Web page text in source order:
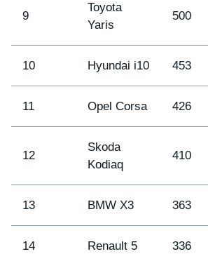
9
Toyota
Yaris
500
10 Hyundai i10 453
11 Opel Corsa 426
12
Skoda
Kodiaq
410
13 BMW X3 363
14 Renault 5 336